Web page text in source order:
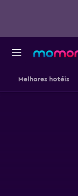
Melhores hotéis